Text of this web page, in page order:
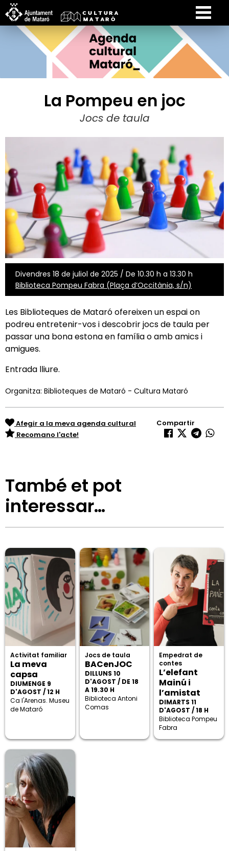
La Pompeu en joc
Jocs de taula
Divendres 18 de juliol de 2025 / De 10.30 h a 13.30 h
Biblioteca Pompeu Fabra (Plaça d’Occitània, s/n)
Les Biblioteques de Mataró ofereixen un espai on
podreu entretenir-vos i descobrir jocs de taula per
passar una bona estona en família o amb amics i
amigues.
Entrada lliure.
Organitza: Biblioteques de Mataró - Cultura Mataró
Afegir a la meva agenda cultural
Recomano l'acte!
Compartir
També et pot
interessar…
Activitat familiar
La meva
capsa
DIUMENGE 9
D'AGOST / 12 H
Ca l'Arenas. Museu
de Mataró
Jocs de taula
BACenJOC
DILLUNS 10
D'AGOST / DE 18
A 19.30 H
Biblioteca Antoni
Comas
Empedrat de
contes
L’elefant
Mainú i
l’amistat
DIMARTS 11
D'AGOST / 18 H
Biblioteca Pompeu
Fabra